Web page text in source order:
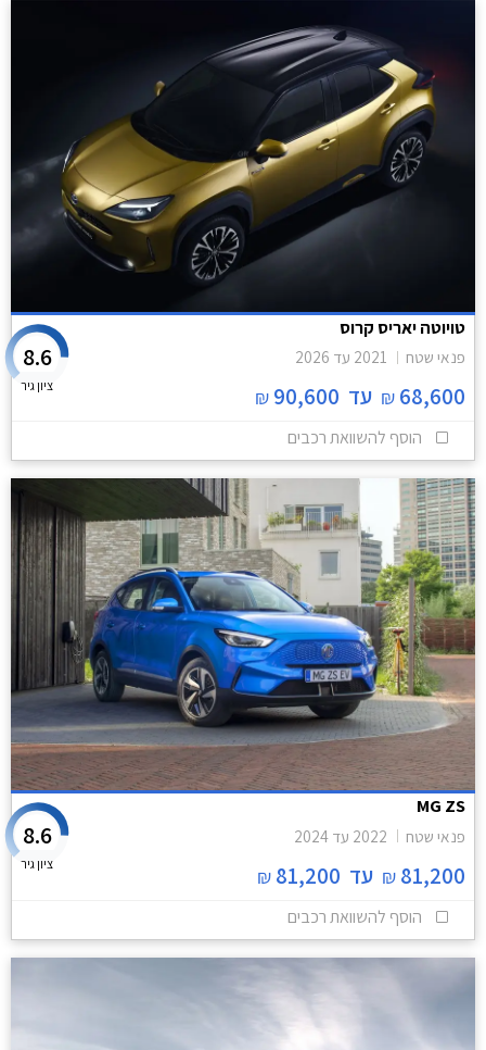
טויוטה יאריס קרוס
פנאי שטח 2021 עד 2026
68,600
₪ עד 90,600
₪
8.6
ציון גיר
הוסף להשוואת רכבים
MG ZS
פנאי שטח 2022 עד 2024
81,200
₪ עד 81,200
₪
8.6
ציון גיר
הוסף להשוואת רכבים